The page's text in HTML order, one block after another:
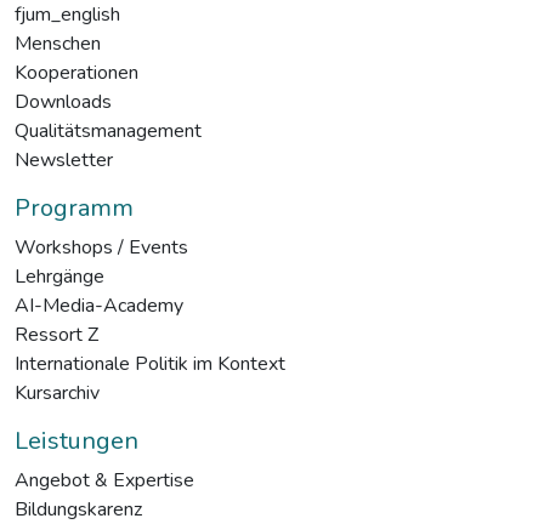
fjum_english
Menschen
Kooperationen
Downloads
Qualitätsmanagement
Newsletter
Programm
Workshops / Events
Lehrgänge
AI-Media-Academy
Ressort Z
Internationale Politik im Kontext
Kursarchiv
Leistungen
Angebot & Expertise
Bildungskarenz